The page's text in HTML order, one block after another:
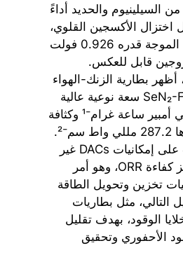
السيلينيوم والحديد أداءً
اختزال الأكسجين القلوي،
محققًا جهد نصف الموجة قدره 0.926 فولت
قابل للعكس.
أظهر بطارية الزنك-الهواء
القائمة على SeN₂-FeN₂ سعة نوعية عالية
قدرها 764.8 مللي أمبير ساعة غرام⁻¹ وكثافة
طاقة قصوى قدرها 287.2 مللي واط سم⁻².
تؤكد هذه الأبحاث على إمكانيات DACs غير
المتماثلة في تعزيز كفاءة ORR، وهو أمر
تخزين وتحويل الطاقة
التالي، مثل بطاريات
الوقود، بهدف تقليل
الأحفوري وتحقيق